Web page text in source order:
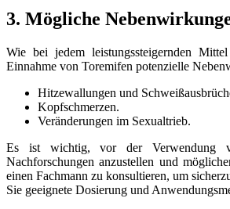
3. Mögliche
Wie bei jedem leistungssteigernden
Einnahme von Toremifen potenzielle
Hitzewallungen und
Kopfschmerzen.
Veränderungen im Sexualtrieb.
Es ist wichtig, vor der Verwendung
Nachforschungen anzustellen und
einen Fachmann zu konsultieren, um
Sie geeignete Dosierung und